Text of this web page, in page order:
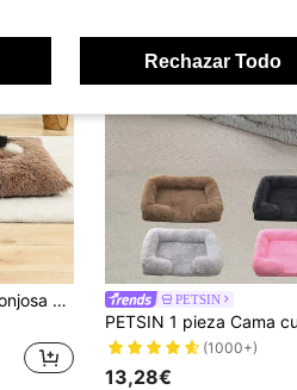
medianos/pequeños, Para todas las estaciones
PETSIN
(1000+)
13,28€
Rechazar Todo